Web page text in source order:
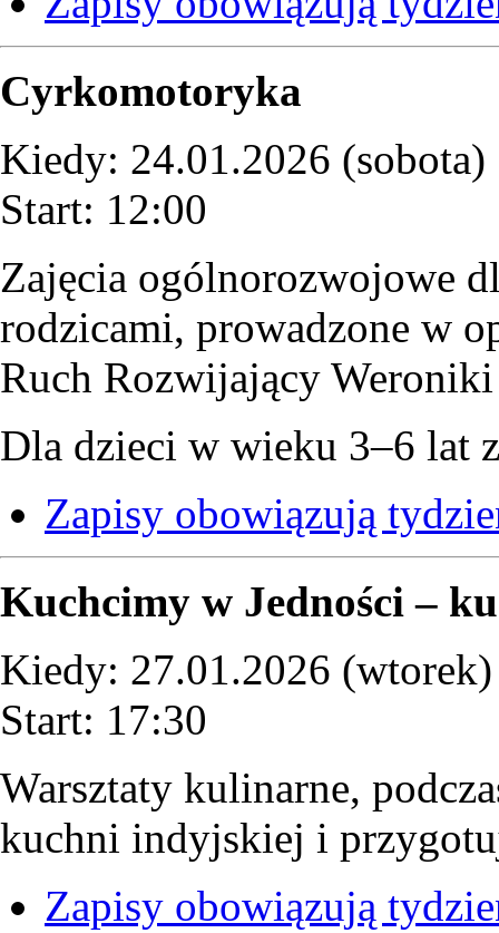
Cyrkomotoryka
Kiedy: 24.01.2026 (sobota)
Start: 12:00
Zajęcia ogólnorozwojowe
rodzicami, prowadzone w
Ruch Rozwijający
Dla dzieci w wieku 3–6 lat
Zapisy obowiązują
Kuchcimy w Jedności –
Kiedy: 27.01.2026 (wtorek)
Start: 17:30
Warsztaty kulinarne,
kuchni indyjskiej i
Zapisy obowiązują